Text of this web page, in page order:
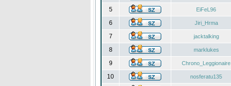
5
EiFeL96
6
Jiri_Hrma
7
jacktalking
8
marklukes
9
Chrono_Leggionaire
10
nosferatu135